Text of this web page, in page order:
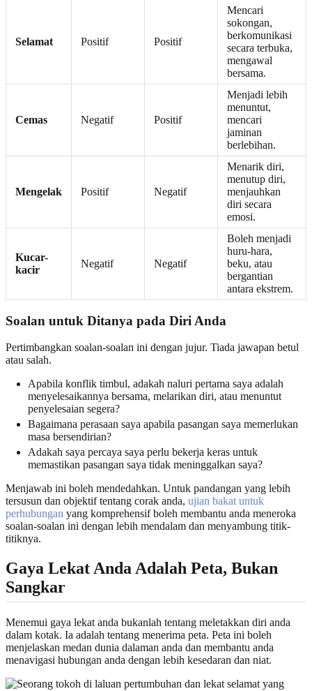
Selamat Positif Positif
Mencari
sokongan,
berkomunikasi
secara terbuka,
mengawal
bersama.
Cemas Negatif Positif
Menjadi lebih
menuntut,
mencari
jaminan
berlebihan.
Mengelak Positif Negatif
Menarik diri,
menutup diri,
menjauhkan
diri secara
emosi.
Kucar-
kacir
Negatif Negatif
Boleh menjadi
huru-hara,
beku, atau
bergantian
antara ekstrem.
Soalan untuk Ditanya pada Diri Anda
Pertimbangkan soalan-soalan ini dengan jujur. Tiada jawapan betul
atau salah.
Apabila konflik timbul, adakah naluri pertama saya adalah
menyelesaikannya bersama, melarikan diri, atau menuntut
penyelesaian segera?
Bagaimana perasaan saya apabila pasangan saya memerlukan
masa bersendirian?
Adakah saya percaya saya perlu bekerja keras untuk
memastikan pasangan saya tidak meninggalkan saya?
Menjawab ini boleh mendedahkan. Untuk pandangan yang lebih
tersusun dan objektif tentang corak anda, ujian bakat untuk
perhubungan yang komprehensif boleh membantu anda meneroka
soalan-soalan ini dengan lebih mendalam dan menyambung titik-
titiknya.
Gaya Lekat Anda Adalah Peta, Bukan
Sangkar
Menemui gaya lekat anda bukanlah tentang meletakkan diri anda
dalam kotak. Ia adalah tentang menerima peta. Peta ini boleh
menjelaskan medan dunia dalaman anda dan membantu anda
menavigasi hubungan anda dengan lebih kesedaran dan niat.